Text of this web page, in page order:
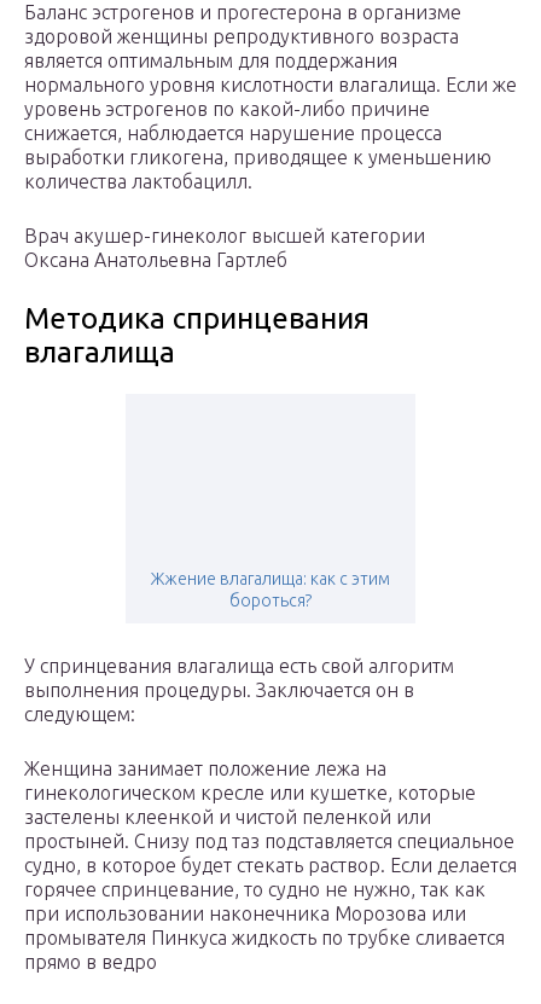
Баланс эстрогенов и прогестерона в организме
здоровой женщины репродуктивного возраста
является оптимальным для поддержания
нормального уровня кислотности влагалища. Если же
уровень эстрогенов по какой-либо причине
снижается, наблюдается нарушение процесса
выработки гликогена, приводящее к уменьшению
количества лактобацилл.
Врач акушер-гинеколог высшей категории
Оксана Анатольевна Гартлеб
Методика спринцевания
влагалища
Жжение влагалища: как с этим
бороться?
У спринцевания влагалища есть свой алгоритм
выполнения процедуры. Заключается он в
следующем:
Женщина занимает положение лежа на
гинекологическом кресле или кушетке, которые
застелены клеенкой и чистой пеленкой или
простыней. Снизу под таз подставляется специальное
судно, в которое будет стекать раствор. Если делается
горячее спринцевание, то судно не нужно, так как
при использовании наконечника Морозова или
промывателя Пинкуса жидкость по трубке сливается
прямо в ведро